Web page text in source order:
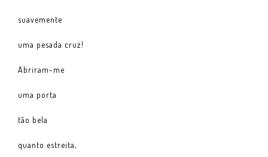
suavemente
uma pesada cruz!
Abriram-me
uma porta
tão bela
quanto estreita,